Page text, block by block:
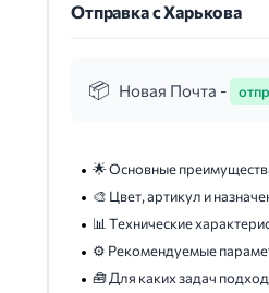
Отправка с Харькова
Новая Почта -
🌟 Основные
🎨 Цвет, артикул и
📊 Технические
⚙️ Рекомендуемые
🧰 Для каких задач